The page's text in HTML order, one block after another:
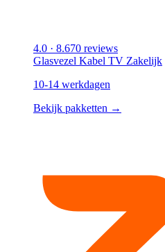
4.0 · 8.670 reviews
Glasvezel Kabel TV Zakelijk
10-14 werkdagen
Bekijk pakketten →